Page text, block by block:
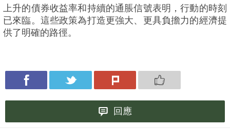
上升的債券收益率和持續的通脹信號表明，行動的時刻
已來臨。這些政策為打造更強大、更具負擔力的經濟提
供了明確的路徑。
回應